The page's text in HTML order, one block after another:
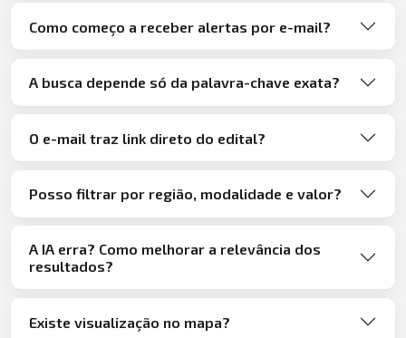
Como começo a receber alertas por e-mail?
A busca depende só da palavra-chave exata?
O e-mail traz link direto do edital?
Posso filtrar por região, modalidade e valor?
A IA erra? Como melhorar a relevância dos
resultados?
Existe visualização no mapa?